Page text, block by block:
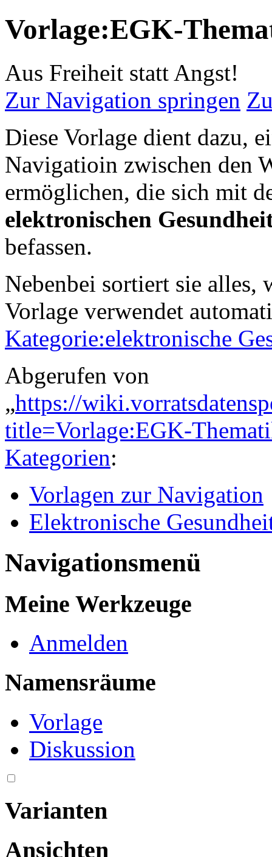
Vorlage:EGK-
Aus Freiheit statt Angst!
Zur Navigation springen
Diese Vorlage dient dazu,
Navigatioin zwischen den
ermöglichen, die sich mit
elektronischen
befassen.
Nebenbei sortiert sie alles,
Vorlage verwendet
Kategorie:elektronische
Abgerufen von
„https://
title=Vorlage:EGK-
Kategorien:
Vorlagen zur Navigation
Elektronische
Navigationsmenü
Meine Werkzeuge
Anmelden
Namensräume
Vorlage
Diskussion
Varianten
Ansichten